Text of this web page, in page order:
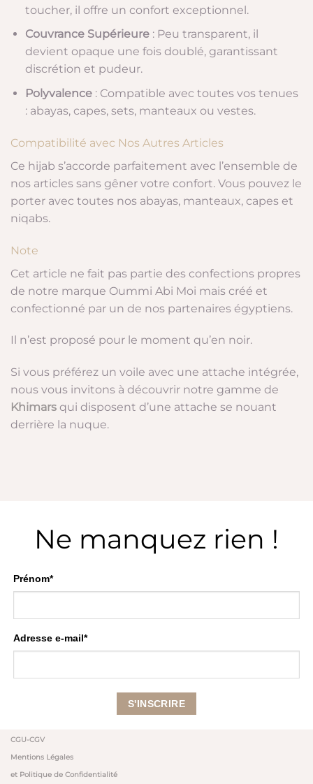
toucher, il offre un confort exceptionnel.
Couvrance Supérieure: Peu transparent, il
devient opaque une fois doublé, garantissant
discrétion et pudeur.
Polyvalence: Compatible avec toutes vos tenues
: abayas, capes, sets, manteaux ou vestes.
Compatibilité avec Nos Autres Articles
Ce hijab s’accorde parfaitement avec l’ensemble de
nos articles sans gêner votre confort. Vous pouvez le
porter avec toutes nos abayas, manteaux, capes et
niqabs.
Note
Cet article ne fait pas partie des confections propres
de notre marque Oummi Abi Moi mais créé et
confectionné par un de nos partenaires égyptiens.
Il n’est proposé pour le moment qu’en noir.
Si vous préférez un voile avec une attache intégrée,
nous vous invitons à découvrir notre gamme de
Khimars qui disposent d’une attache se nouant
derrière la nuque.
Ne manquez rien !
Prénom*
Adresse e-mail*
CGU-CGV
Mentions Légales
et Politique de Confidentialité